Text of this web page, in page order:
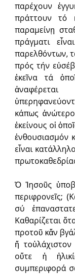
παρέχουν
πράττουν τό
παραμείνῃ
πράγματι
παρελθόντων,
πρός τήν
ἐκεῖνα τά
κάπως
ἐκείνους οἱ
ἐνθουσιασμόν
εἶναι
Ὁ Ἰησοῦς
περιφρονεῖς;
σύ
Καθαρίζεται
προτοῦ κἄν
ἤ τοὐλάχιστον
οὔτε ἡ
συμπεριφορά